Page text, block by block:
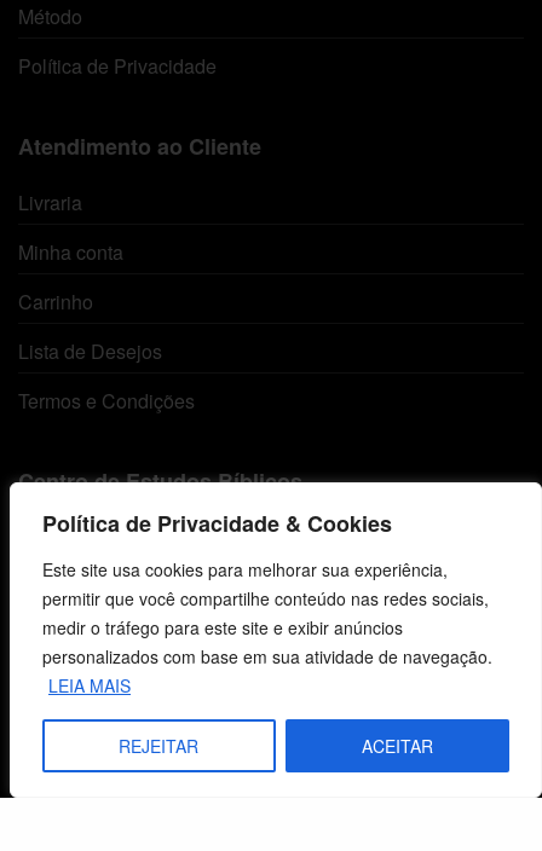
Política de Privacidade & Cookies
Este site usa cookies para melhorar sua experiência,
permitir que você compartilhe conteúdo nas redes sociais,
medir o tráfego para este site e exibir anúncios
personalizados com base em sua atividade de navegação.
LEIA MAIS
REJEITAR ACEITAR
Método
Política de Privacidade
Atendimento ao Cliente
Livraria
Minha conta
Carrinho
Lista de Desejos
Termos e Condições
Centro de Estudos Bíblicos
CNPJ: 29.832.607/0001-10
São Leopoldo, RS, Brasil
Fale Conosco
vendas@cebi.org.br
comunicacao@cebi.org.br